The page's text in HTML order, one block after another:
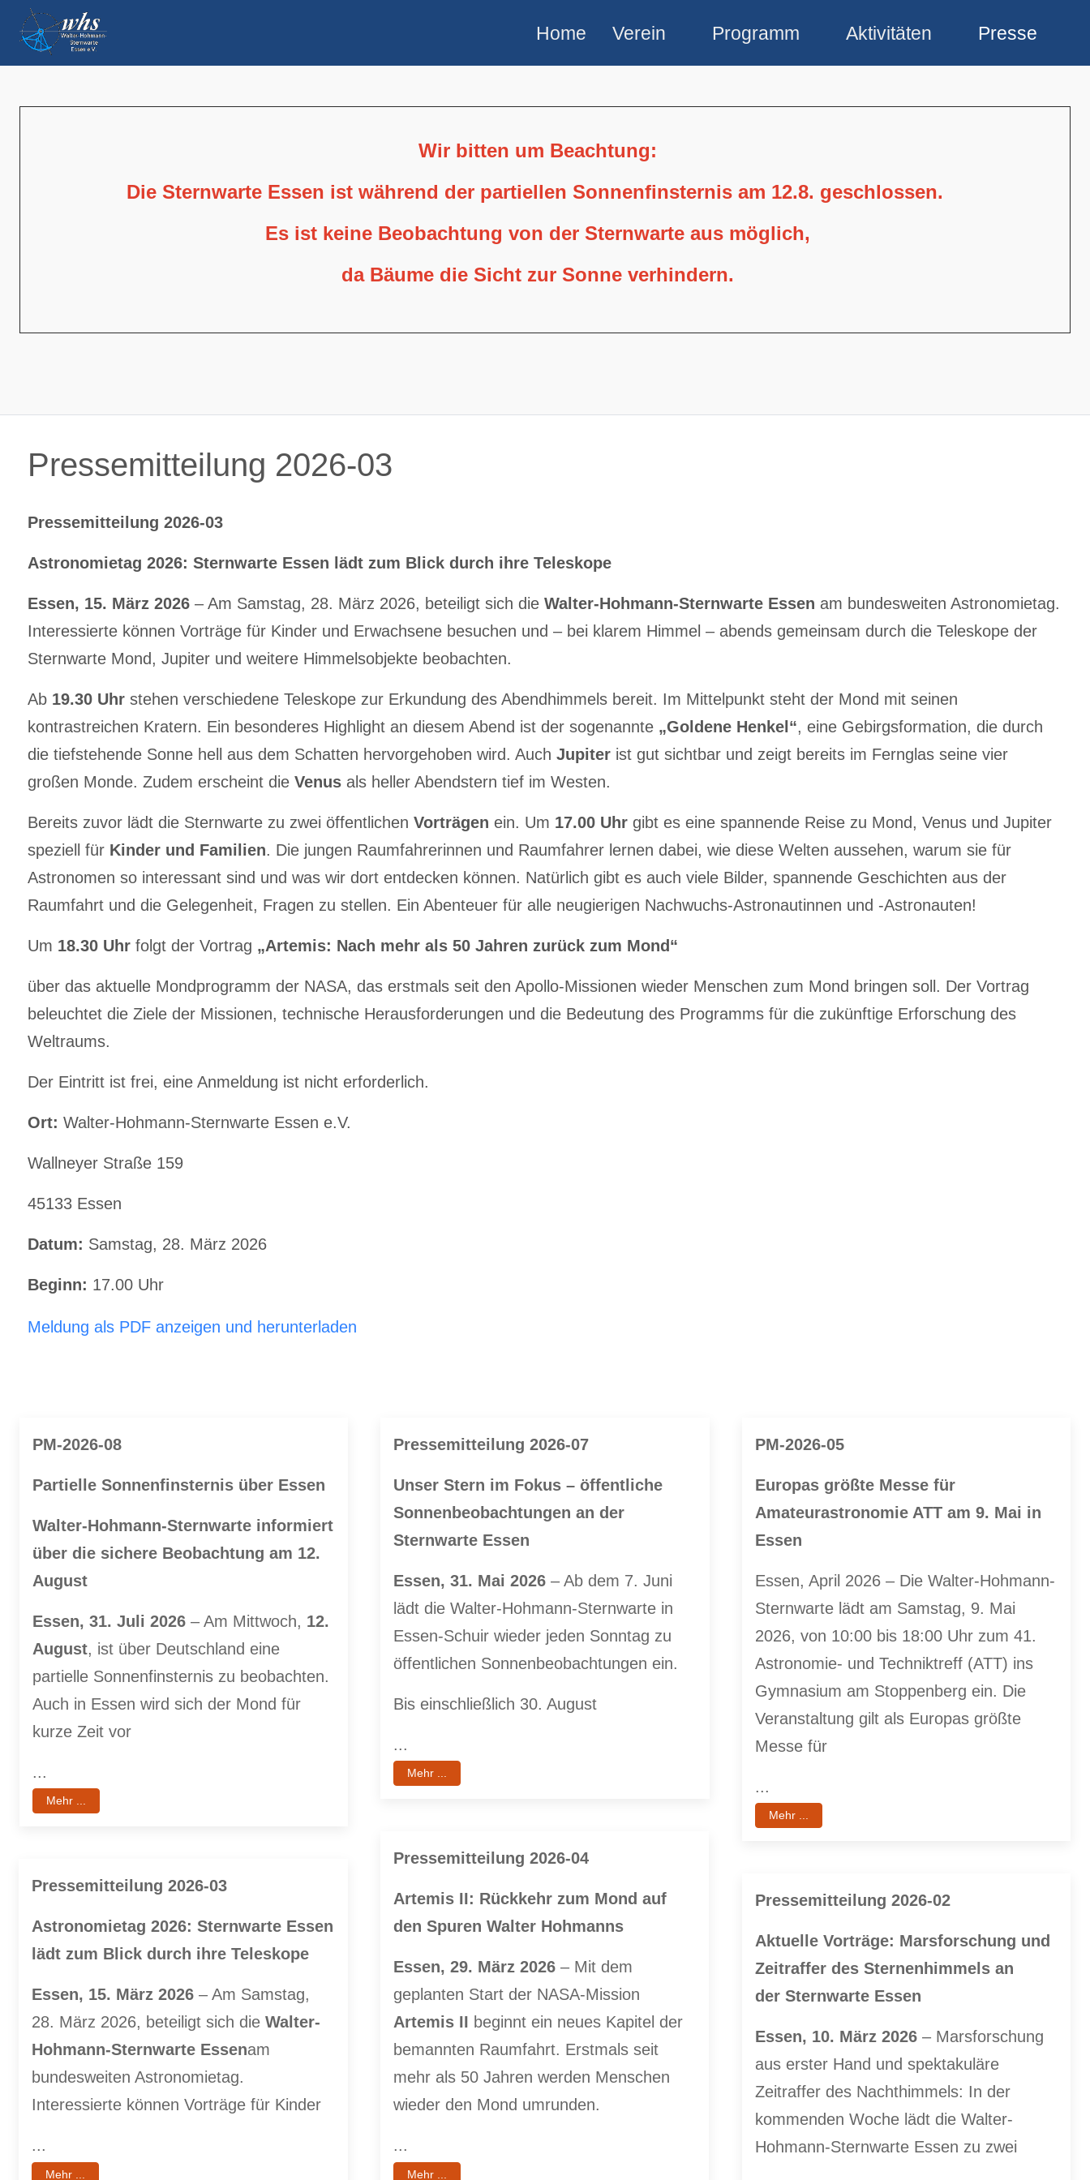
Home Verein Programm Aktivitäten Presse
Wir bitten um Beachtung:
Die Sternwarte Essen ist während der partiellen Sonnenfinsternis am 12.8. geschlossen.
Es ist keine Beobachtung von der Sternwarte aus möglich,
da Bäume die Sicht zur Sonne verhindern.
Pressemitteilung 2026-03
Pressemitteilung 2026-03
Astronomietag 2026: Sternwarte Essen lädt zum Blick durch ihre Teleskope
Essen, 15. März 2026 – Am Samstag, 28. März 2026, beteiligt sich die Walter-Hohmann-Sternwarte Essen am bundesweiten Astronomietag.
Interessierte können Vorträge für Kinder und Erwachsene besuchen und – bei klarem Himmel – abends gemeinsam durch die Teleskope der
Sternwarte Mond, Jupiter und weitere Himmelsobjekte beobachten.
Ab 19.30 Uhr stehen verschiedene Teleskope zur Erkundung des Abendhimmels bereit. Im Mittelpunkt steht der Mond mit seinen
kontrastreichen Kratern. Ein besonderes Highlight an diesem Abend ist der sogenannte „Goldene Henkel“, eine Gebirgsformation, die durch
die tiefstehende Sonne hell aus dem Schatten hervorgehoben wird. Auch Jupiter ist gut sichtbar und zeigt bereits im Fernglas seine vier
großen Monde. Zudem erscheint die Venus als heller Abendstern tief im Westen.
Bereits zuvor lädt die Sternwarte zu zwei öffentlichen Vorträgen ein. Um 17.00 Uhr gibt es eine spannende Reise zu Mond, Venus und Jupiter
speziell für Kinder und Familien. Die jungen Raumfahrerinnen und Raumfahrer lernen dabei, wie diese Welten aussehen, warum sie für
Astronomen so interessant sind und was wir dort entdecken können. Natürlich gibt es auch viele Bilder, spannende Geschichten aus der
Raumfahrt und die Gelegenheit, Fragen zu stellen. Ein Abenteuer für alle neugierigen Nachwuchs-Astronautinnen und -Astronauten!
Um 18.30 Uhr folgt der Vortrag „Artemis: Nach mehr als 50 Jahren zurück zum Mond“
über das aktuelle Mondprogramm der NASA, das erstmals seit den Apollo-Missionen wieder Menschen zum Mond bringen soll. Der Vortrag
beleuchtet die Ziele der Missionen, technische Herausforderungen und die Bedeutung des Programms für die zukünftige Erforschung des
Weltraums.
Der Eintritt ist frei, eine Anmeldung ist nicht erforderlich.
Ort: Walter-Hohmann-Sternwarte Essen e.V.
Wallneyer Straße 159
45133 Essen
Datum: Samstag, 28. März 2026
Beginn: 17.00 Uhr
Meldung als PDF anzeigen und herunterladen
PM-2026-08
Partielle Sonnenfinsternis über Essen
Walter-Hohmann-Sternwarte informiert
über die sichere Beobachtung am 12.
August
Essen, 31. Juli 2026 – Am Mittwoch, 12.
August, ist über Deutschland eine
partielle Sonnenfinsternis zu beobachten.
Auch in Essen wird sich der Mond für
kurze Zeit vor
...
Mehr ...
Pressemitteilung 2026-07
Unser Stern im Fokus – öffentliche
Sonnenbeobachtungen an der
Sternwarte Essen
Essen, 31. Mai 2026 – Ab dem 7. Juni
lädt die Walter-Hohmann-Sternwarte in
Essen-Schuir wieder jeden Sonntag zu
öffentlichen Sonnenbeobachtungen ein.
Bis einschließlich 30. August
...
Mehr ...
PM-2026-05
Europas größte Messe für
Amateurastronomie ATT am 9. Mai in
Essen
Essen, April 2026 – Die Walter-Hohmann-
Sternwarte lädt am Samstag, 9. Mai
2026, von 10:00 bis 18:00 Uhr zum 41.
Astronomie- und Techniktreff (ATT) ins
Gymnasium am Stoppenberg ein. Die
Veranstaltung gilt als Europas größte
Messe für
...
Mehr ...
Pressemitteilung 2026-04
Artemis II: Rückkehr zum Mond auf
den Spuren Walter Hohmanns
Essen, 29. März 2026 – Mit dem
geplanten Start der NASA-Mission
Artemis II beginnt ein neues Kapitel der
bemannten Raumfahrt. Erstmals seit
mehr als 50 Jahren werden Menschen
wieder den Mond umrunden.
...
Mehr ...
Pressemitteilung 2026-03
Astronomietag 2026: Sternwarte Essen
lädt zum Blick durch ihre Teleskope
Essen, 15. März 2026 – Am Samstag,
28. März 2026, beteiligt sich dieWalter-
Hohmann-Sternwarte Essenam
bundesweiten Astronomietag.
Interessierte können Vorträge für Kinder
...
Mehr ...
Pressemitteilung 2026-02
Aktuelle Vorträge: Marsforschung und
Zeitraffer des Sternenhimmels an
der Sternwarte Essen
Essen, 10. März 2026– Marsforschung
aus erster Hand und spektakuläre
Zeitraffer des Nachthimmels: In der
kommenden Woche lädt die Walter-
Hohmann-Sternwarte Essen zu zwei